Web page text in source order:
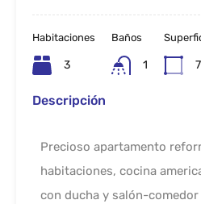
Habitaciones
3
Baños
1
Descripción
Precioso apartamento
habitaciones, cocina
con ducha y salón-